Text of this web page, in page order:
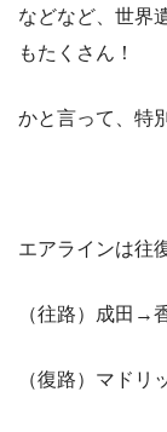
などなど、世界
もたくさん！
かと言って、特
エアラインは往
（往路）成田→
（復路）マド